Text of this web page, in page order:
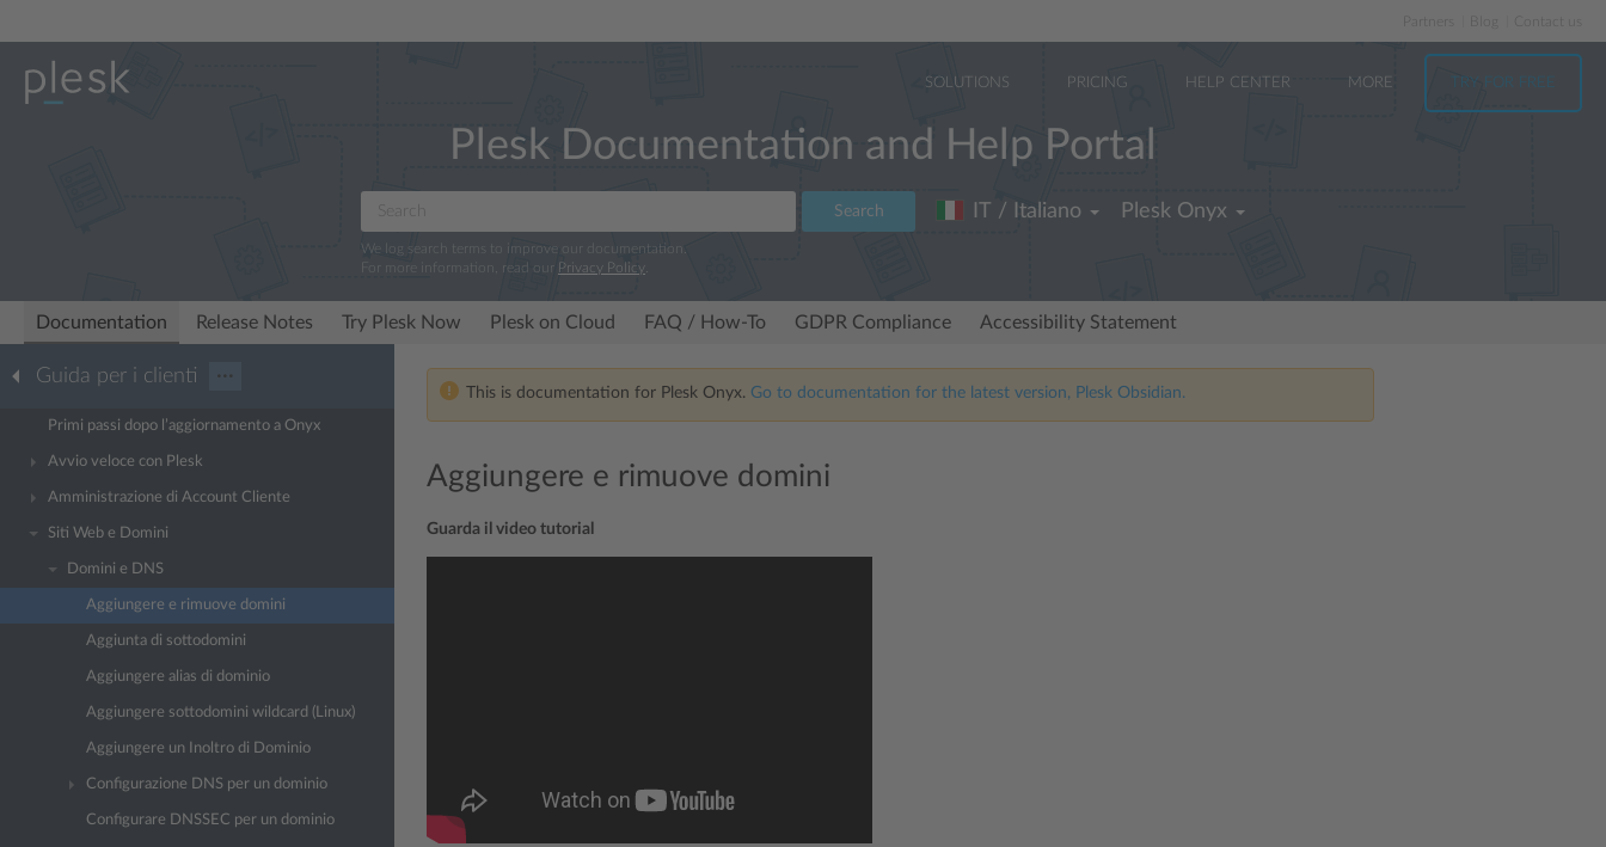
Partners
SOLUTIONS PRICING HELP CENTER MORE TRY FOR FREE
Plesk Documentation and Help Portal
Search
We log search terms to improve our documentation.
For more information, read our Privacy Policy
IT / Italiano Plesk Onyx
Documentation Release Notes Try Plesk Now Plesk on Cloud FAQ / How-To GDPR Compliance Accessibility Statement
Guida per i clienti ···
Primi passi dopo l’aggiornamento a Onyx
Avvio veloce con Plesk
Amministrazione di Account Cliente
Siti Web e Domini
Domini e DNS
Aggiungere e rimuove domini
Aggiunta di sottodomini
Aggiungere alias di dominio
Aggiungere sottodomini wildcard (Linux)
Aggiungere un Inoltro di Dominio
Configurazione DNS per un dominio
Configurare DNSSEC per un dominio
This is documentation for Plesk Onyx. Go to documentation for the latest version, Plesk Obsidian.
Aggiungere e rimuove domini
Guarda il video tutorial